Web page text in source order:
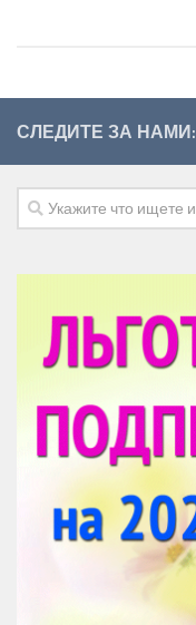
СЛЕДИТЕ ЗА НАМИ: